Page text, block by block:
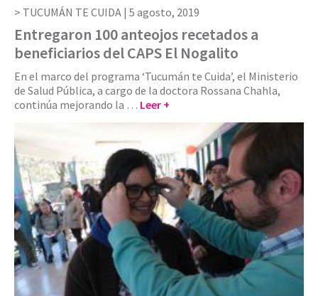
TUCUMÁN TE CUIDA | 5 agosto, 2019
Entregaron 100 anteojos recetados a
beneficiarios del CAPS El Nogalito
En el marco del programa ‘Tucumán te Cuida’, el Ministerio
de Salud Pública, a cargo de la doctora Rossana Chahla,
continúa mejorando la … Leer +